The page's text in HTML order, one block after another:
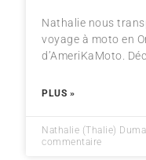
Nathalie nous
voyage à moto en
d’AmeriKaMoto.
PLUS »
Nathalie (Thalie)
commentaire